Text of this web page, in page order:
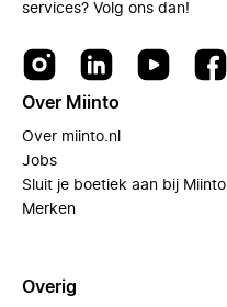
services? Volg ons dan!
Over Miinto
Over miinto.nl
Jobs
Sluit je boetiek aan bij Miinto
Merken
Overig